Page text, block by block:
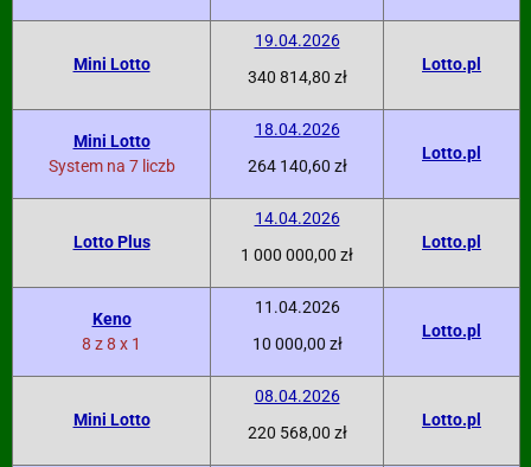
Mini Lotto
19.04.2026
340 814,80 zł
Lotto.pl
Mini Lotto
System na 7 liczb
18.04.2026
264 140,60 zł
Lotto.pl
Lotto Plus
14.04.2026
1 000 000,00 zł
Lotto.pl
Keno
8 z 8 x 1
11.04.2026
10 000,00 zł
Lotto.pl
Mini Lotto
08.04.2026
220 568,00 zł
Lotto.pl